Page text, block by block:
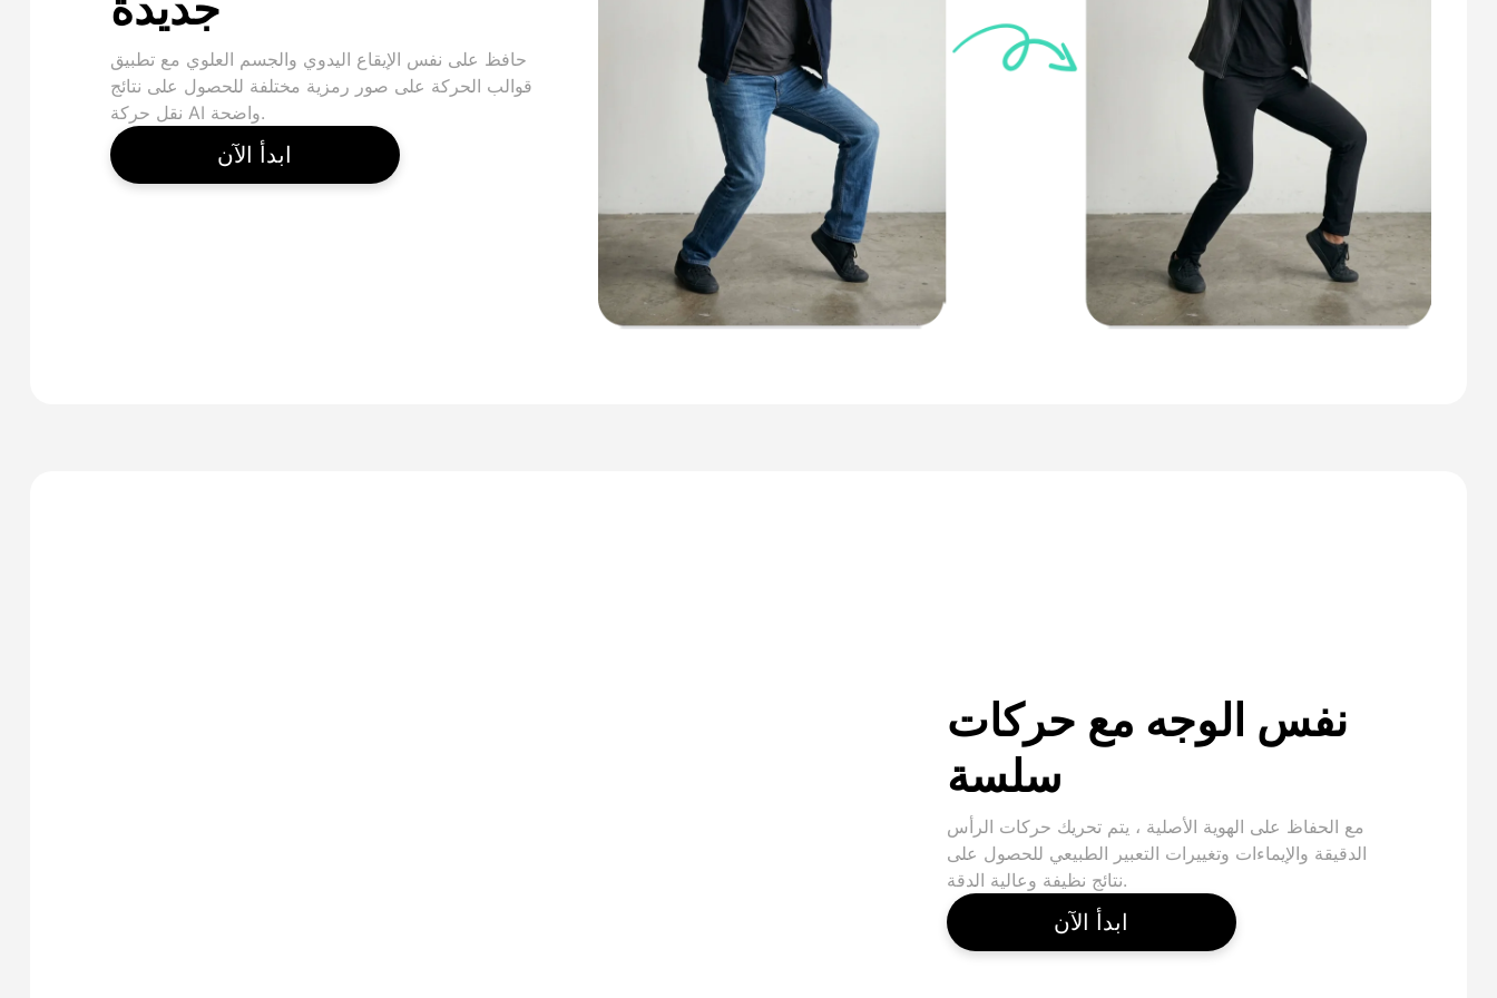
حافظ على نفس الإيقاع اليدوي والجسم العلوي مع تطبيق
قوالب الحركة على صور رمزية مختلفة للحصول على نتائج
نقل حركة AI واضحة.
ابدأ الآن
نفس الوجه مع حركات
سلسة
مع الحفاظ على الهوية الأصلية ، يتم تحريك حركات الرأس
الدقيقة والإيماءات وتغييرات التعبير الطبيعي للحصول على
نتائج نظيفة وعالية الدقة.
ابدأ الآن